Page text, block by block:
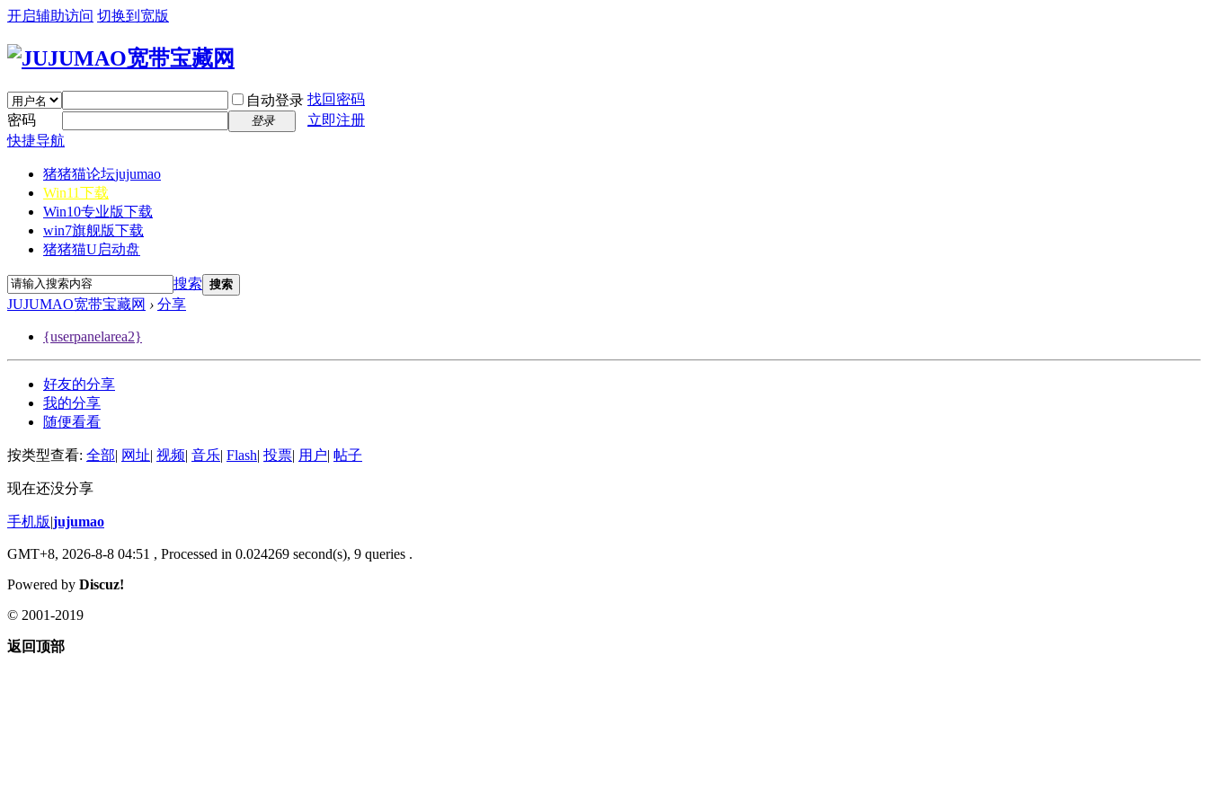
开启辅助访问 切换到宽版
自动登录 找回密码
密码
登录
立即注册
快捷导航
猪猪猫论坛jujumao
Win11下载
Win10专业版下载
win7旗舰版下载
猪猪猫U启动盘
搜索 搜索
JUJUMAO宽带宝藏网 › 分享
{userpanelarea2}
好友的分享
我的分享
随便看看
按类型查看: 全部| 网址| 视频| 音乐| Flash| 投票| 用户| 帖子
现在还没分享
手机版|jujumao
GMT+8, 2026-8-8 04:51 , Processed in 0.024269 second(s), 9 queries .
Powered by Discuz!
© 2001-2019
返回顶部